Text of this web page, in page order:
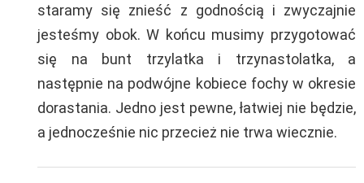
staramy się znieść z godnością i zwyczajnie
jesteśmy obok. W końcu musimy przygotować
się na bunt trzylatka i trzynastolatka, a
następnie na podwójne kobiece fochy w okresie
dorastania. Jedno jest pewne, łatwiej nie będzie,
a jednocześnie nic przecież nie trwa wiecznie.